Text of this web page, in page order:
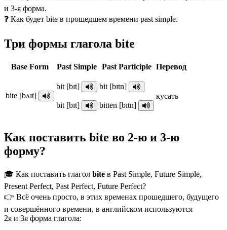
и 3-я форма.
❓ Как будет bite в прошедшем времени past simple.
Три формы глагола bite
Base Form Past Simple Past Participle Перевод
bite [bʌɪt]
bit [bɪt]
bit [bɪt]
bit [bɪtn]
bitten [bɪtn]
кусать
Как поставить bite во 2-ю и 3-ю
форму?
🎓 Как поставить глагол bite в Past Simple, Future Simple,
Present Perfect, Past Perfect, Future Perfect?
👉 Всё очень просто, в этих временах прошедшего, будущего
и совершённого времени, в английском используются
2я и 3я форма глагола: